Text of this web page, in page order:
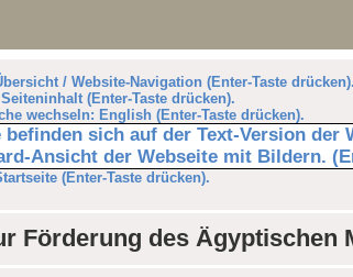
/ Website-Navigation (Enter-Taste drücken).
(Enter-Taste drücken).
wechseln: English (Enter-Taste drücken).
befinden sich auf der Text-Version der
Ansicht der Webseite mit Bildern.
(Enter-Taste drücken).
Förderung des Ägyptischen